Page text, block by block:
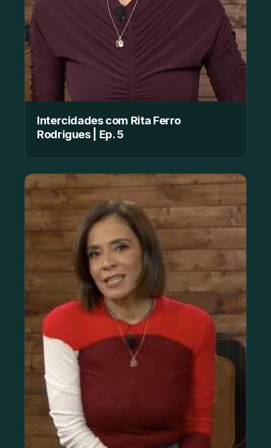
Intercidades com Rita Ferro
Rodrigues | Ep. 5